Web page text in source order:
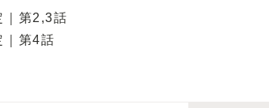
第2,3話
第4話